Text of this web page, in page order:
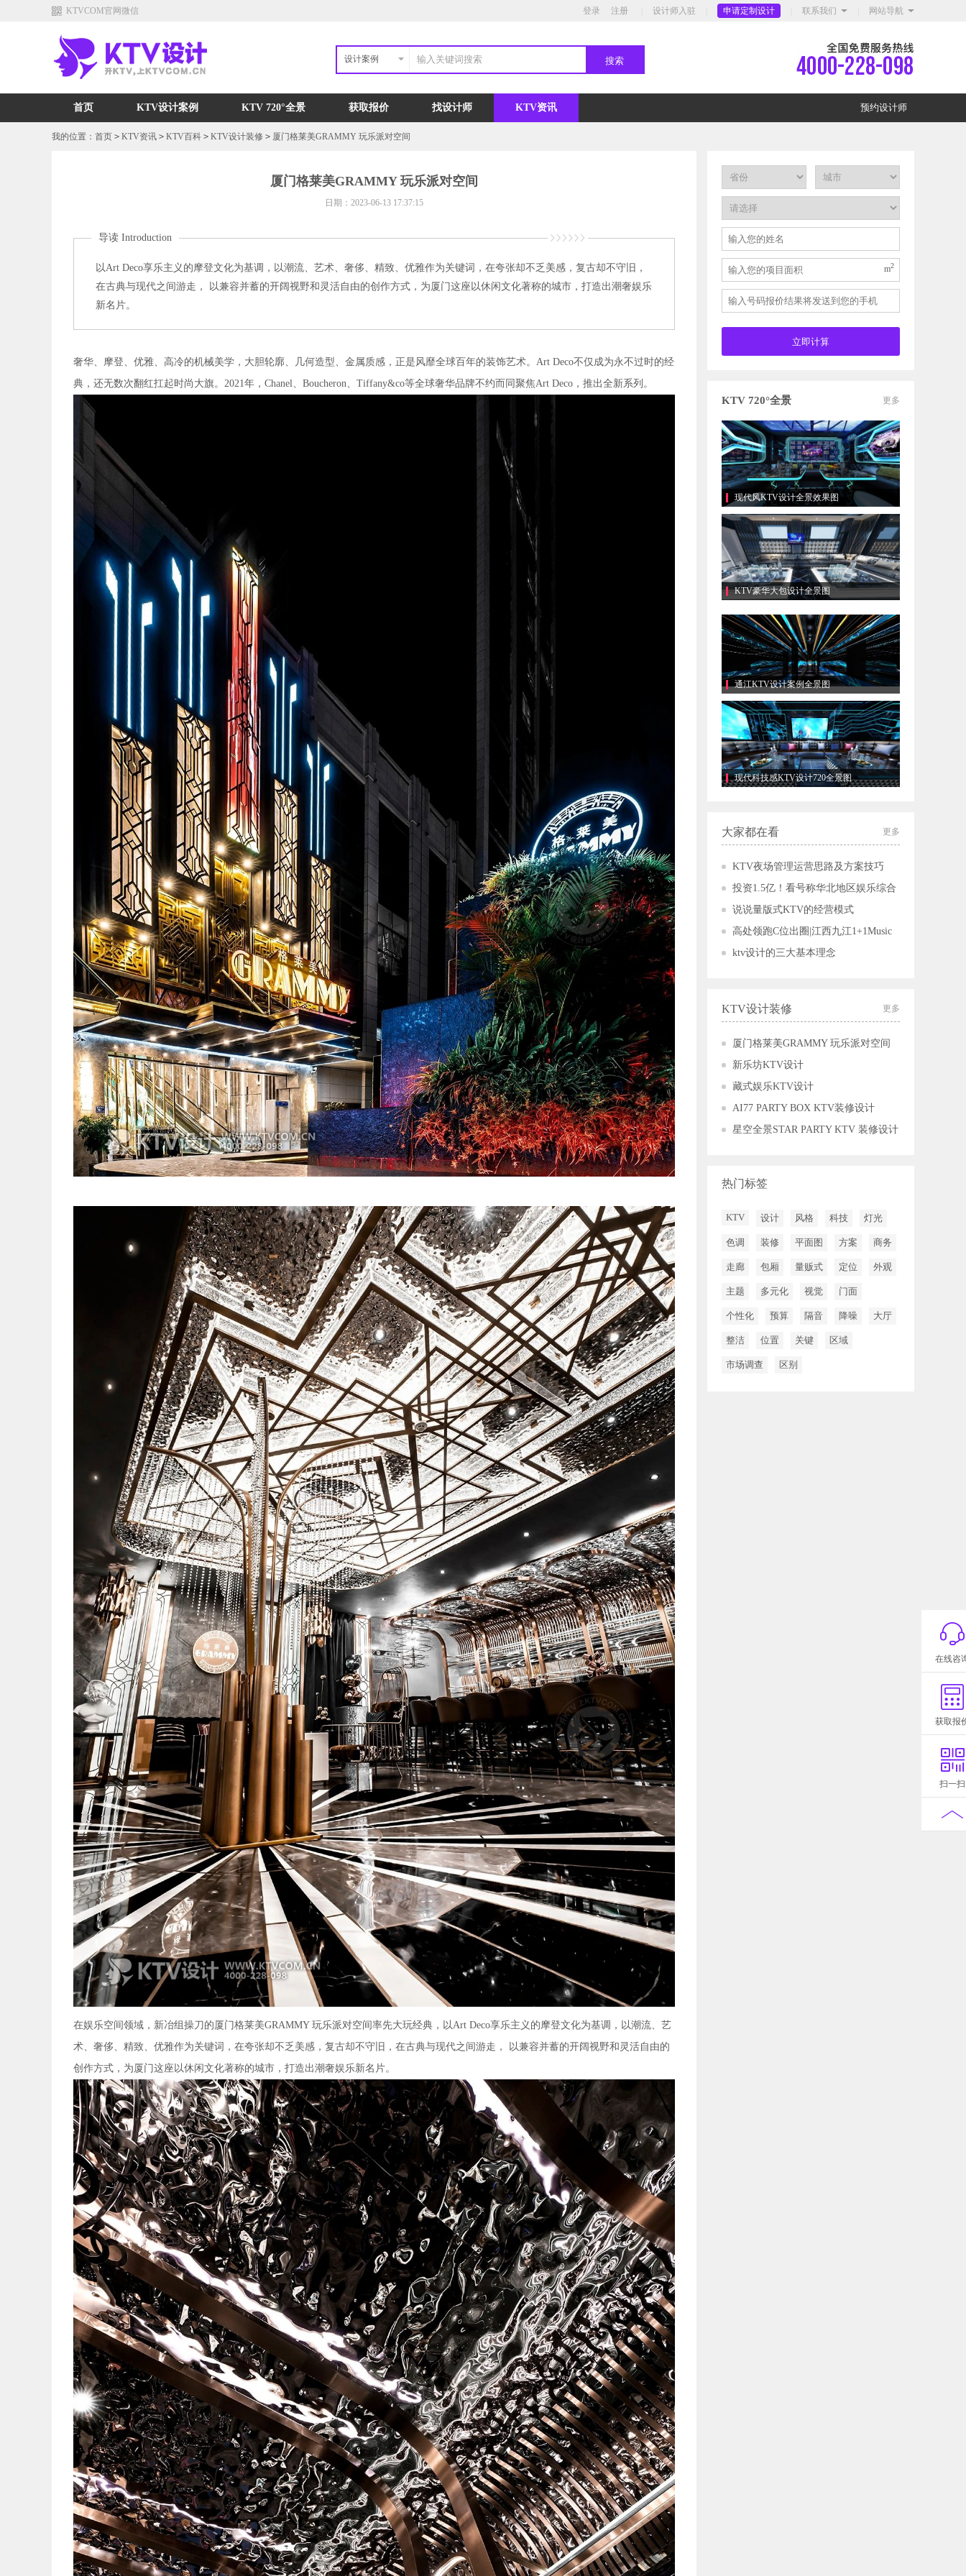
登录 注册 设计师入驻 申请定制设计 联系我们 网站导航
KTVCOM官网微信
设计案例
首页 KTV设计案例 KTV 720°全景 获取报价 找设计师 KTV资讯 预约设计师
我的位置： 首页 > KTV资讯 > KTV百科 > KTV设计装修 > 厦门格莱美GRAMMY 玩乐派对空间
厦门格莱美GRAMMY 玩乐派对空间
日期：2023-06-13 17:37:15
导读 Introduction
以Art Deco享乐主义的摩登文化为基调，以潮流、艺术、奢侈、精致、优雅作为关键词，在夸张却不乏美感，复古却不守旧，
在古典与现代之间游走， 以兼容并蓄的开阔视野和灵活自由的创作方式，为厦门这座以休闲文化著称的城市，打造出潮奢娱乐
新名片。
奢华、摩登、优雅、高冷的机械美学，大胆轮廓、几何造型、金属质感，正是风靡全球百年的装饰艺术。Art Deco不仅成为永不过时的经
典，还无数次翻红扛起时尚大旗。2021年，Chanel、Boucheron、Tiffany&co等全球奢华品牌不约而同聚焦Art Deco，推出全新系列。
在娱乐空间领域，新冶组操刀的厦门格莱美GRAMMY 玩乐派对空间率先大玩经典，以Art Deco享乐主义的摩登文化为基调，以潮流、艺
术、奢侈、精致、优雅作为关键词，在夸张却不乏美感，复古却不守旧，在古典与现代之间游走， 以兼容并蓄的开阔视野和灵活自由的
创作方式，为厦门这座以休闲文化著称的城市，打造出潮奢娱乐新名片。
m2
更多
KTV 720°全景
现代风KTV设计全景效果图
KTV豪华大包设计全景图
通江KTV设计案例全景图
现代科技感KTV设计720全景图
更多
大家都在看
KTV夜场管理运营思路及方案技巧
投资1.5亿！看号称华北地区娱乐综合
体TOP1的1001 PARTY WORLD，如何成
为顶流！
说说量版式KTV的经营模式
高处领跑C位出圈|江西九江1+1Music
Party Room，不只是一个地标！
ktv设计的三大基本理念
更多
KTV设计装修
厦门格莱美GRAMMY 玩乐派对空间
新乐坊KTV设计
藏式娱乐KTV设计
AI77 PARTY BOX KTV装修设计
星空全景STAR PARTY KTV 装修设计
热门标签
KTV 设计 风格 科技 灯光
色调 装修 平面图 方案 商务
走廊 包厢 量贩式 定位 外观
主题 多元化 视觉 门面
个性化 预算 隔音 降噪 大厅
整洁 位置 关键 区域
市场调查 区别
在线咨
获取报
扫一扫